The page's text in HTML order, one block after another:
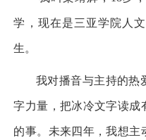
学，现在是三亚学院人
生。
我对播音与主持的热
字力量，把冰冷文字读成
的事。未来四年，我想主